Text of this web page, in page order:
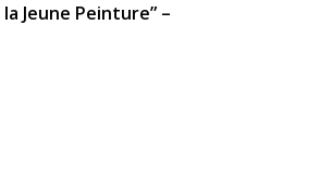
Jeune Peinture” –